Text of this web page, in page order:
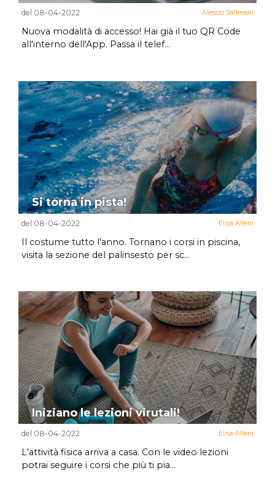
del 08-04-2022 Alessio Sallerani
Nuova modalità di accesso! Hai già il tuo QR Code
all'interno dell'App. Passa il telef...
Si torna in pista!
del 08-04-2022 Elisa Alleni
Il costume tutto l'anno. Tornano i corsi in piscina,
visita la sezione del palinsesto per sc...
Iniziano le lezioni virutali!
del 08-04-2022 Elisa Alleni
L'attività fisica arriva a casa. Con le video lezioni
potrai seguire i corsi che più ti pia...